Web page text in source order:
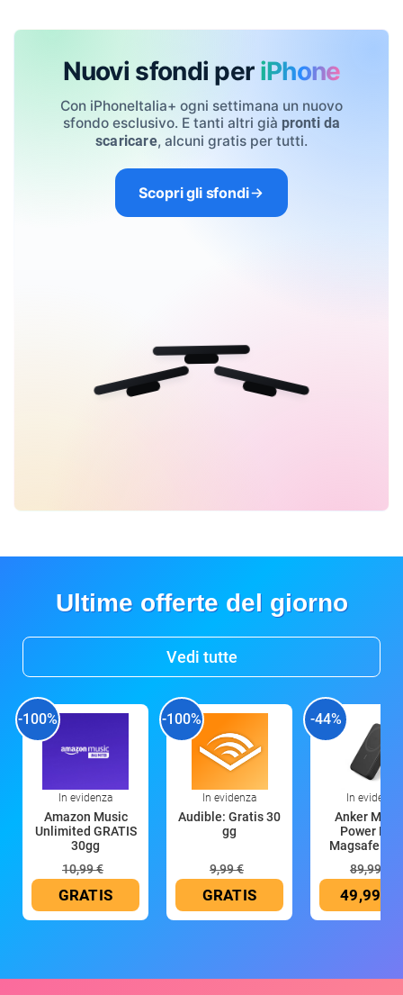
Nuovi sfondi per iPhone
Con iPhoneItalia+ ogni settimana un nuovo
sfondo esclusivo. E tanti altri già pronti da
scaricare, alcuni gratis per tutti.
Scopri gli sfondi
Ultime offerte del giorno
Vedi tutte
-100%
In evidenza
Amazon Music
Unlimited GRATIS
30gg
10,99 €
GRATIS
-100%
In evidenza
Audible: Gratis 30
gg
9,99 €
GRATIS
-44%
In evidenza
Anker
Power
Magsafe
89,99 €
49,99 €